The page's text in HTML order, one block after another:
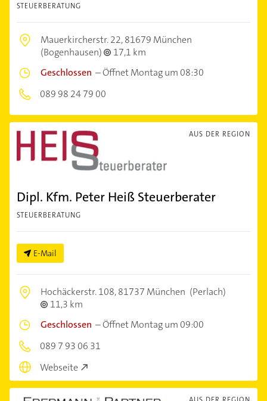
STEUERBERATUNG
Mauerkircherstr. 22,81679 München
(Bogenhausen)
17,1 km
Geschlossen –Öffnet Montag um 08:30
089 98 24 79 00
AUS DER REGION
Dipl. Kfm. Peter Heiß Steuerberater
STEUERBERATUNG
E-Mail
Hochäckerstr. 108,81737 München (Perlach)
11,3 km
Geschlossen –Öffnet Montag um 09:00
089 7 93 06 31
Webseite